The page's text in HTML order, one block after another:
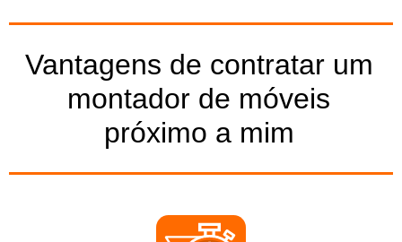
Vantagens de contratar um
montador de móveis
próximo a mim